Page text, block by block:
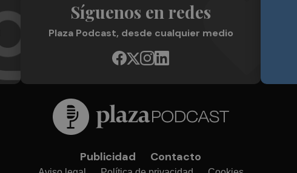
Síguenos en redes
Plaza Podcast, desde cualquier medio
Publicidad Contacto